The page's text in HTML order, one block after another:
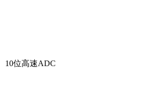
10位高速ADC